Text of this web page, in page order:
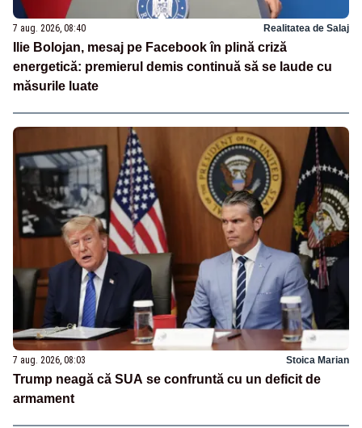
7 aug. 2026, 08:40 Realitatea de Salaj
Ilie Bolojan, mesaj pe Facebook în plină criză
energetică: premierul demis continuă să se laude cu
măsurile luate
7 aug. 2026, 08:03 Stoica Marian
Trump neagă că SUA se confruntă cu un deficit de
armament